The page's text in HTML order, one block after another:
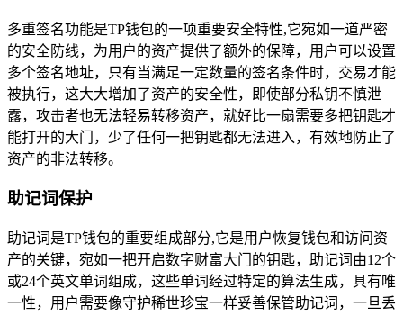
多重签名功能是TP钱包的一项重要安全特性,它宛如一道严密
的安全防线，为用户的资产提供了额外的保障，用户可以设置
多个签名地址，只有当满足一定数量的签名条件时，交易才能
被执行，这大大增加了资产的安全性，即使部分私钥不慎泄
露，攻击者也无法轻易转移资产，就好比一扇需要多把钥匙才
能打开的大门，少了任何一把钥匙都无法进入，有效地防止了
资产的非法转移。
助记词保护
助记词是TP钱包的重要组成部分,它是用户恢复钱包和访问资
产的关键，宛如一把开启数字财富大门的钥匙，助记词由12个
或24个英文单词组成，这些单词经过特定的算法生成，具有唯
一性，用户需要像守护稀世珍宝一样妥善保管助记词，一旦丢